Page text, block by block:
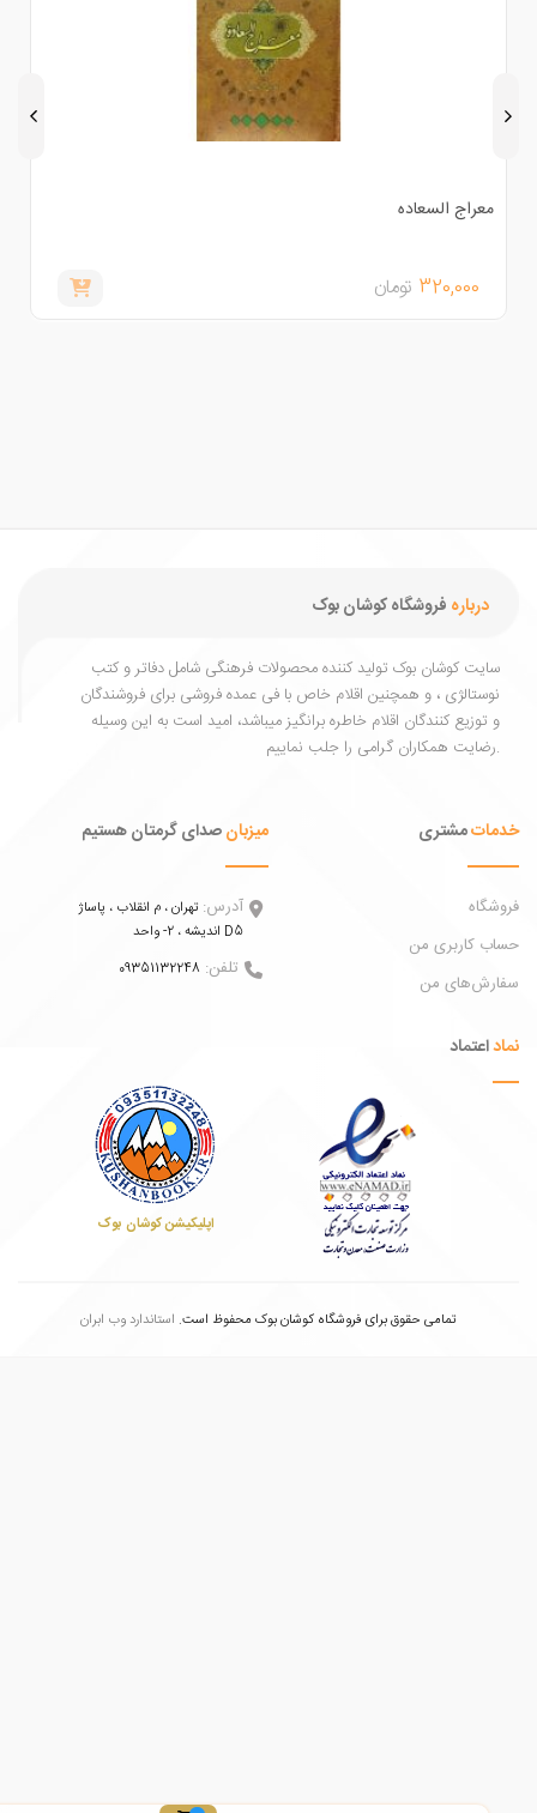
السعاده
320,000تومان
فروشگاه کوشان بوک
کوشان بوک تولید کننده محصولات فرهنگی شامل دفاتر و کتب
، و همچنین اقلام خاص با فی عمده فروشی برای فروشندگان
کنندگان اقلام خاطره برانگیز میباشد، امید است به این وسیله
مشتری
کاربری من
من
صدای گرمتان هستیم
آدرس:تهران ، م انقلاب ، پاساژ
تلفن:09351132248
اپلیکیشن کوشان بوک
تمامی حقوق برای فروشگاه کوشان بوک محفوظ است.استاندارد وب ابران